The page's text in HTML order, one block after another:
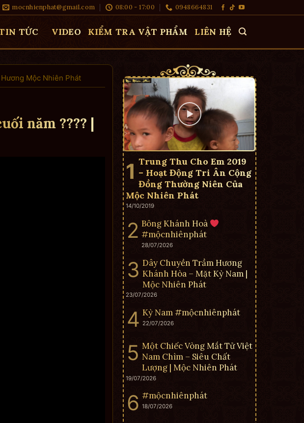
mocnhienphat@gmail.com 08:00 - 17:00 0948664831
TỨC VIDEO KIỂM TRA VẬT PHẨM LIÊN HỆ
Mộc Nhiên Phát
năm ???? |
Trung Thu Cho Em 2019
– Hoạt Động Tri Ân Cộng
Đồng Thường Niên Của
Mộc Nhiên Phát
14/10/2019
Bông Khánh Hoà
#mộcnhiênphát
28/07/2026
Dây Chuyền Trầm Hương
Khánh Hòa – Mặt Kỳ Nam |
Mộc Nhiên Phát
23/07/2026
Kỳ Nam #mộcnhiênphát
22/07/2026
Một Chiếc Vòng Mắt Tử Việt
Nam Chìm – Siêu Chất
Lượng | Mộc Nhiên Phát
19/07/2026
#mộcnhiênphát
18/07/2026